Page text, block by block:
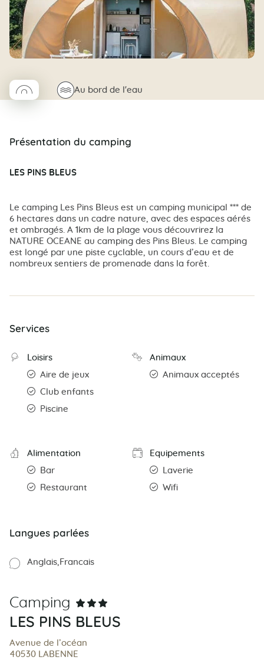
◯Coco rond🌊Au bord de l'eau
Présentation du camping
LES PINS BLEUS
Le camping Les Pins Bleus est un camping municipal *** de
6 hectares dans un cadre nature, avec des espaces aérés
et ombragés. A 1km de la plage vous découvrirez la
NATURE OCEANE au camping des Pins Bleus. Le camping
est longé par une piste cyclable, un cours d’eau et de
nombreux sentiers de promenade dans la forêt.
Services
Loisirs
Aire de jeux
Club enfants
Piscine
Animaux
Animaux acceptés
Alimentation
Bar
Restaurant
Equipements
Laverie
Wifi
Langues parlées
Anglais Francais
Camping
LES PINS BLEUS
Avenue de l’océan
40530 LABENNE